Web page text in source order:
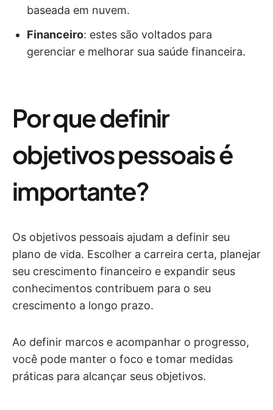
baseada em nuvem.
Financeiro: estes são voltados para
gerenciar e melhorar sua saúde financeira.
Por que definir
objetivos pessoais é
importante?
Os objetivos pessoais ajudam a definir seu
plano de vida. Escolher a carreira certa, planejar
seu crescimento financeiro e expandir seus
conhecimentos contribuem para o seu
crescimento a longo prazo.
Ao definir marcos e acompanhar o progresso,
você pode manter o foco e tomar medidas
práticas para alcançar seus objetivos.